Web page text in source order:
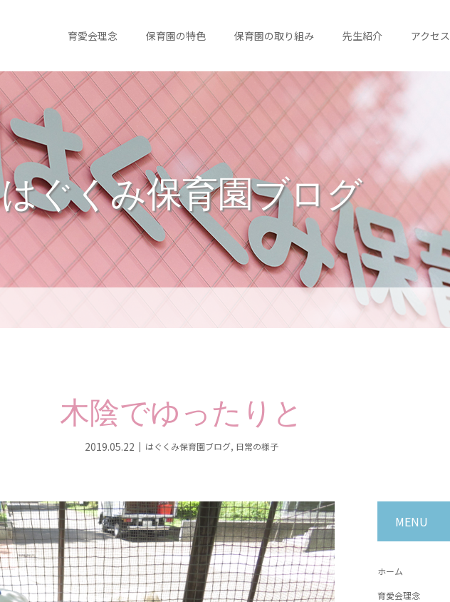
育愛会理念 保育園の特色 保育園の取り組み 先生紹介 アクセス
はぐくみ保育園ブログ
木陰でゆったりと
2019.05.22 はぐくみ保育園ブログ, 日常の様子
MENU
ホーム
育愛会理念